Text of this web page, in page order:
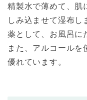
精製水で薄めて、肌
しみ込ませて湿布し
薬として、お風呂に
また、アルコールを
優れています。